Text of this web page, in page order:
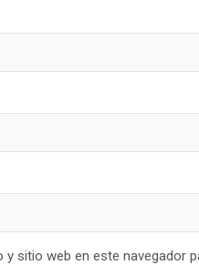
sitio web en este navegador